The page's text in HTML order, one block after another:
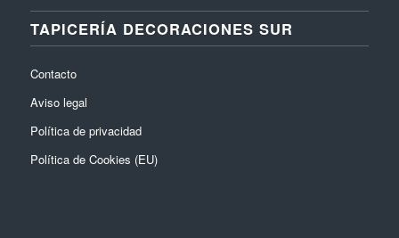
TAPICERÍA DECORACIONES SUR
Contacto
Aviso legal
Política de privacidad
Política de Cookies (EU)